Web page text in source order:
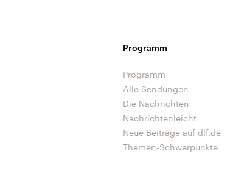
Programm
Programm
Alle Sendungen
Die Nachrichten
Nachrichtenleicht
Neue Beiträge auf dlf.de
Themen-Schwerpunkte